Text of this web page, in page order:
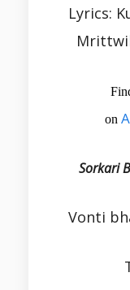
Lyrics:
on
Sorkari
Vonti